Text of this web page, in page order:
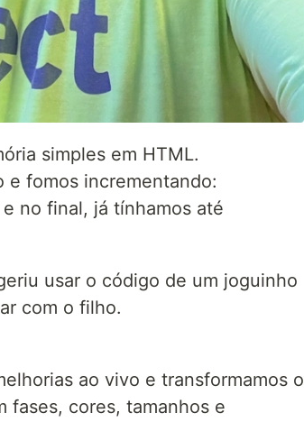
simples em HTML.
e fomos incrementando:
no final, já tínhamos até
usar o código de um joguinho
com o filho.
ao vivo e transformamos o
fases, cores, tamanhos e